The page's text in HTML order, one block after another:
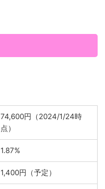
74,600円（2024/1/24時
点）
1.87%
1,400円（予定）